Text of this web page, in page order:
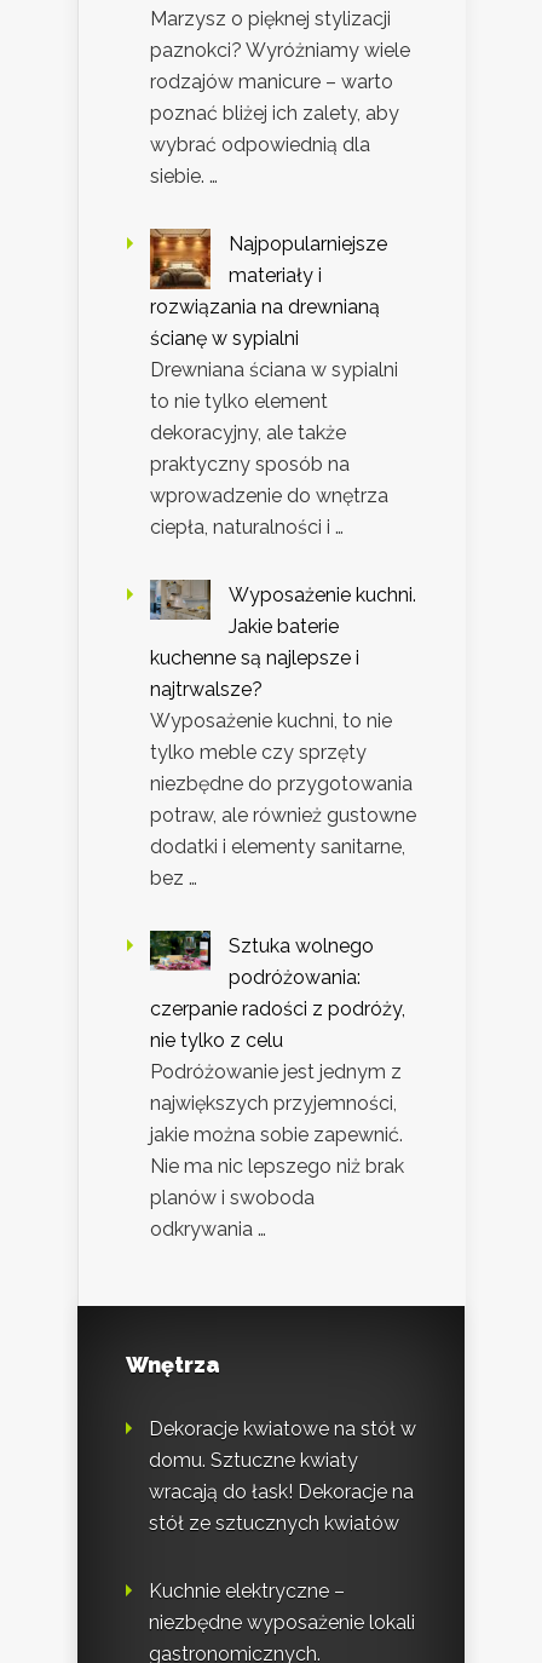
Marzysz o pięknej stylizacji
paznokci? Wyróżniamy wiele
rodzajów manicure – warto
poznać bliżej ich zalety, aby
wybrać odpowiednią dla
siebie. …
Najpopularniejsze
materiały i
rozwiązania na drewnianą
ścianę w sypialni
Drewniana ściana w sypialni
to nie tylko element
dekoracyjny, ale także
praktyczny sposób na
wprowadzenie do wnętrza
ciepła, naturalności i …
Wyposażenie kuchni.
Jakie baterie
kuchenne są najlepsze i
najtrwalsze?
Wyposażenie kuchni, to nie
tylko meble czy sprzęty
niezbędne do przygotowania
potraw, ale również gustowne
dodatki i elementy sanitarne,
bez …
Sztuka wolnego
podróżowania:
czerpanie radości z podróży,
nie tylko z celu
Podróżowanie jest jednym z
największych przyjemności,
jakie można sobie zapewnić.
Nie ma nic lepszego niż brak
planów i swoboda
odkrywania …
Wnętrza
Dekoracje kwiatowe na stół w
domu. Sztuczne kwiaty
wracają do łask! Dekoracje na
stół ze sztucznych kwiatów
Kuchnie elektryczne –
niezbędne wyposażenie lokali
gastronomicznych.